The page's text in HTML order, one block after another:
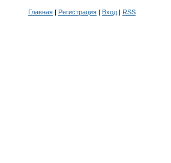
Главная | Регистрация | Вход | RSS